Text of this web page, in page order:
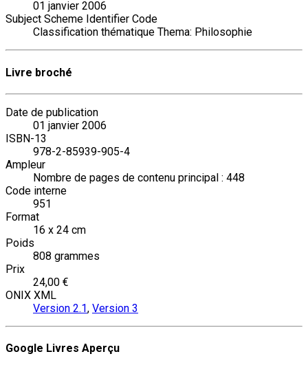
01 janvier 2006
Subject Scheme Identifier Code
Classification thématique Thema: Philosophie
Livre broché
Date de publication
01 janvier 2006
ISBN-13
978-2-85939-905-4
Ampleur
Nombre de pages de contenu principal : 448
Code interne
951
Format
16 x 24 cm
Poids
808 grammes
Prix
24,00 €
ONIX XML
Version 2.1, Version 3
Google Livres Aperçu